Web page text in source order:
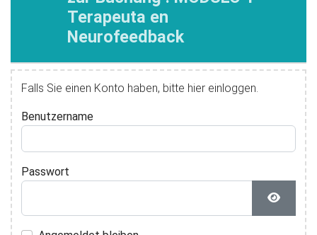
Terapeuta en
Neurofeedback
Falls Sie einen Konto haben, bitte hier einloggen.
Benutzername
Passwort